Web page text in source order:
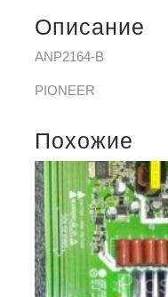
Описание
ANP2164-B
PIONEER
Похожие